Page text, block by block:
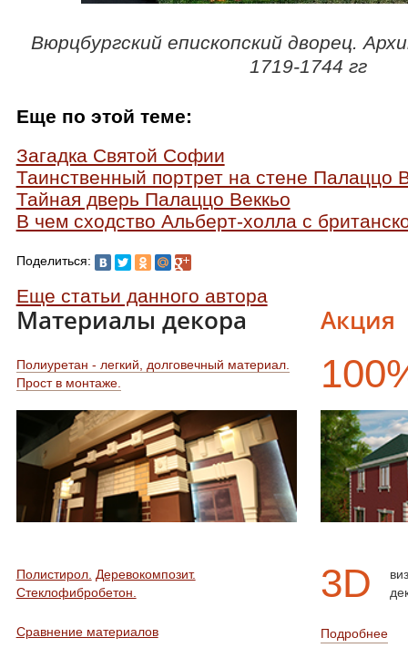
Вюрцбургский епископский дворец.
1719-1744 гг
Еще по этой теме:
Загадка Святой Софии
Таинственный портрет на стене Палаццо
Тайная дверь Палаццо Веккьо
В чем сходство Альберт-холла с
Поделиться:
Еще статьи данного автора
Акция
3D
Подробнее
Материалы декора
Полиуретан - легкий, долговечный материал.
Прост в монтаже.
Полистирол. Деревокомпозит.
Стеклофибробетон.
Сравнение материалов